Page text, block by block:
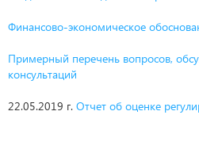
Финансово-экономическое
Примерный перечень вопросов,
консультаций
22.05.2019 г. Отчет об оценке